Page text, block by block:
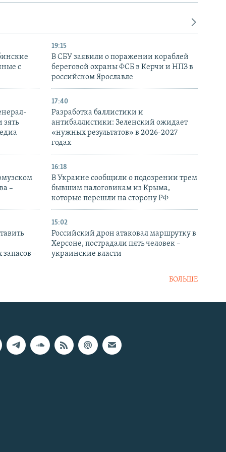
с
19:15
В СБУ заявили о поражении кораблей
береговой охраны ФСБ в Керчи и НПЗ в
российском Ярославле
17:40
Разработка баллистики и
антибаллистики: Зеленский ожидает
«нужных результатов» в 2026-2027
годах
–
16:18
В Украине сообщили о подозрении трем
бывшим налоговикам из Крыма,
которые перешли на сторону РФ
–
15:02
Российский дрон атаковал маршрутку в
Херсоне, пострадали пять человек –
украинские власти
БОЛЬШЕ